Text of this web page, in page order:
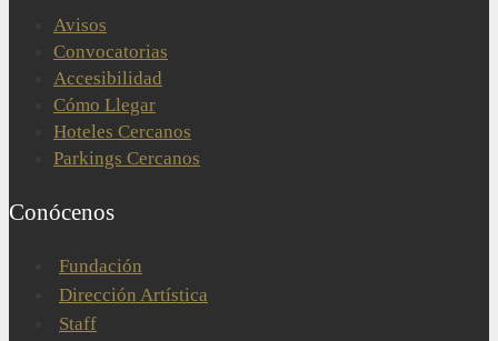
Avisos
Convocatorias
Accesibilidad
Cómo Llegar
Hoteles Cercanos
Parkings Cercanos
Conócenos
Fundación
Dirección Artística
Staff